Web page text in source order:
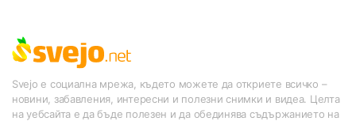
Svejo е социална мрежа, където можете да откриете всичко –
новини, забавления, интересни и полезни снимки и видеа. Целта
на уебсайта е да бъде полезен и да обединява съдържанието на